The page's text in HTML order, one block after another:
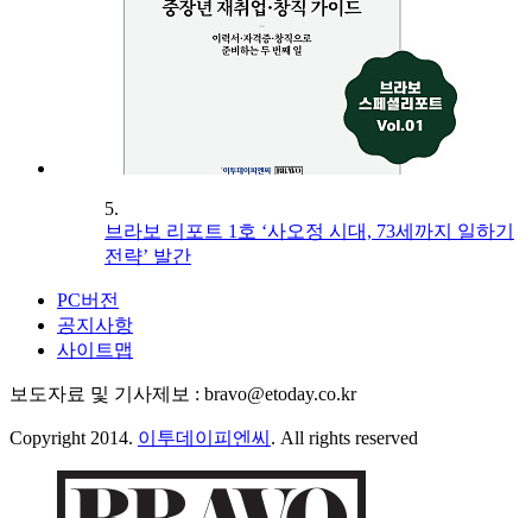
5.
브라보 리포트 1호 ‘사오정 시대, 73세까지 일하기
전략’ 발간
PC버전
공지사항
사이트맵
보도자료 및 기사제보 : bravo@etoday.co.kr
Copyright 2014. 이투데이피엔씨 . All rights reserved